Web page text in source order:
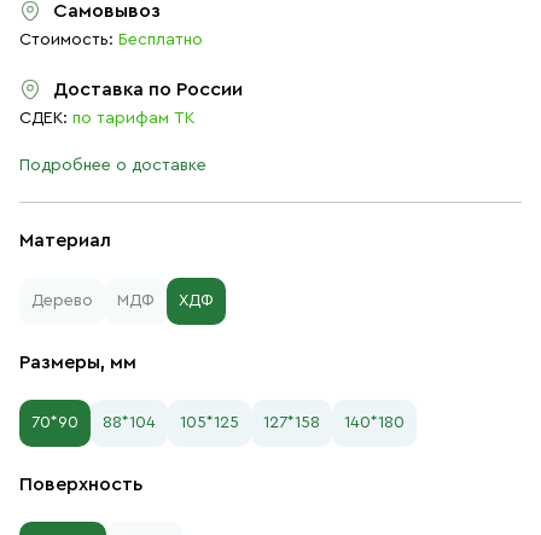
Материал
Дерево МДФ ХДФ
Размеры, мм
70*90 88*104 105*125 127*158 140*180
Поверхность
Самовывоз
Стоимость: Бесплатно
Доставка по России
СДЕК: по тарифам ТК
Подробнее о доставке